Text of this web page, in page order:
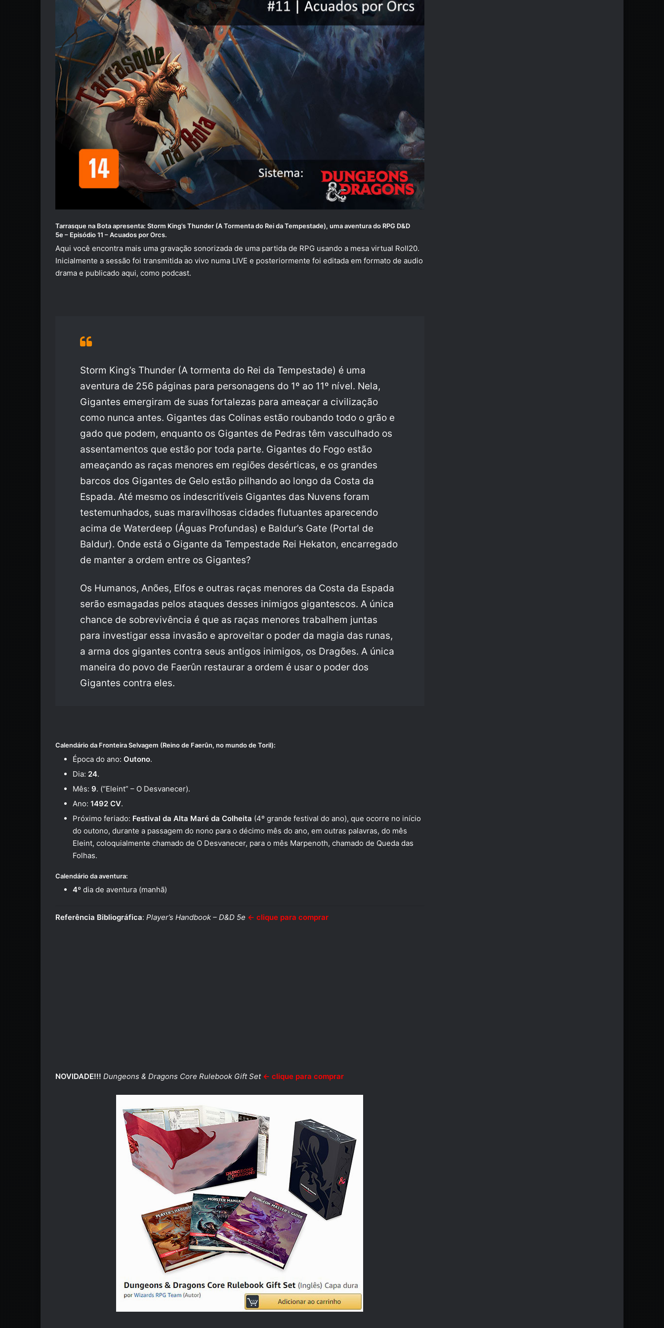
Tarrasque na Botaapresenta: Storm King’s Thunder (A Tormenta do Rei da Tempestade), uma aventura do RPG D&D
5e– Episódio 11 – Acuados por Orcs.
Aqui você encontra mais uma gravação sonorizada de uma partida de RPG usando a mesa virtual Roll20.
Inicialmente a sessão foi transmitida ao vivo numa LIVE e posteriormente foi editada em formato de audio
drama e publicado aqui, como podcast.
Storm King’s Thunder (A tormenta do Rei da Tempestade) é uma
aventura de 256 páginas para personagens do 1º ao 11º nível. Nela,
Gigantes emergiram de suas fortalezas para ameaçar a civilização
como nunca antes. Gigantes das Colinas estão roubando todo o grão e
gado que podem, enquanto os Gigantes de Pedras têm vasculhado os
assentamentos que estão por toda parte. Gigantes do Fogo estão
ameaçando as raças menores em regiões desérticas, e os grandes
barcos dos Gigantes de Gelo estão pilhando ao longo da Costa da
Espada. Até mesmo os indescritíveis Gigantes das Nuvens foram
testemunhados, suas maravilhosas cidades flutuantes aparecendo
acima de Waterdeep (Águas Profundas) e Baldur’s Gate (Portal de
Baldur). Onde está o Gigante da Tempestade Rei Hekaton, encarregado
de manter a ordem entre os Gigantes?
Os Humanos, Anões, Elfos e outras raças menores da Costa da Espada
serão esmagadas pelos ataques desses inimigos gigantescos. A única
chance de sobrevivência é que as raças menores trabalhem juntas
para investigar essa invasão e aproveitar o poder da magia das runas,
a arma dos gigantes contra seus antigos inimigos, os Dragões. A única
maneira do povo de Faerûn restaurar a ordem é usar o poder dos
Gigantes contra eles.
Calendário da Fronteira Selvagem (Reino de Faerûn, no mundo de Toril):
Época do ano: Outono.
Dia: 24.
Mês: 9. (“Eleint” – O Desvanecer).
Ano: 1492 CV.
Próximo feriado: Festival da Alta Maré da Colheita (4º grande festival do ano), que ocorre no início
do outono, durante a passagem do nono para o décimo mês do ano, em outras palavras, do mês
Eleint, coloquialmente chamado de O Desvanecer, para o mês Marpenoth, chamado de Queda das
Folhas.
Calendário da aventura:
4º dia de aventura (manhã)
Referência Bibliográfica: Player’s Handbook – D&D 5e ← clique para comprar
NOVIDADE!!! Dungeons & Dragons Core Rulebook Gift Set ← clique para comprar